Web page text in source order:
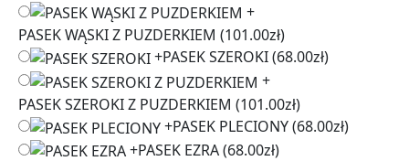
+
PASEK WĄSKI Z PUZDERKIEM (101.00zł)
+PASEK SZEROKI(68.00zł)
+
PASEK SZEROKI Z PUZDERKIEM (101.00zł)
+PASEK PLECIONY(68.00zł)
+PASEK EZRA(68.00zł)